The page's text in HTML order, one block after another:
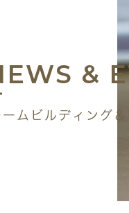
&
ームビルディング